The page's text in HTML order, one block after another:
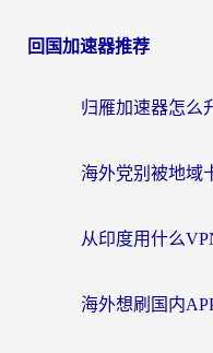
回国加速器推荐